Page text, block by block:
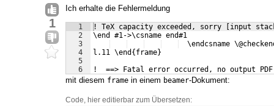
1
Ich erhalte die Fehlermeldung
1
2
3
4
5
6
! TeX capacity exceeded, sorry [input
\end #1->\csname end#1
\endcsname
l.11 \end{frame}
!  ==> Fatal error occurred, no output
mit diesem frame in einem beamer-Dokument:
Code, hier editierbar zum Übersetzen: